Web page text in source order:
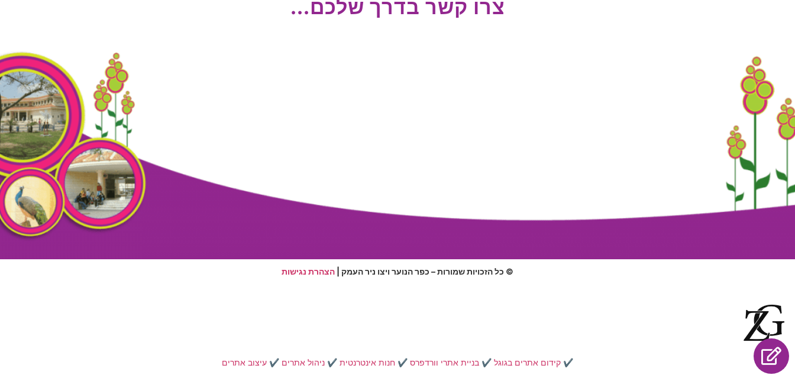
צרו קשר בדרך שלכם...
© כל הזכויות שמורות – כפר הנוער ויצו ניר העמק | הצהרת נגישות
✔️ קידום אתרים בגוגל ✔️ בניית אתרי וורדפרס ✔️ חנות אינטרנטית ✔️ ניהול אתרים ✔️ עיצוב אתרים